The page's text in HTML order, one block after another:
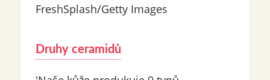
FreshSplash/Getty Images
Druhy ceramidů